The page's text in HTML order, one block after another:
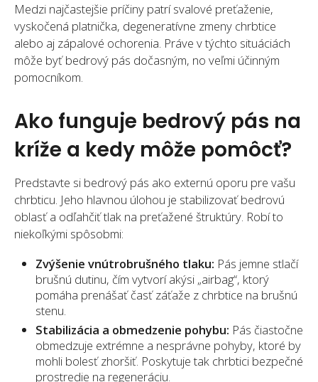
Medzi najčastejšie príčiny patrí svalové preťaženie,
vyskočená platnička, degeneratívne zmeny chrbtice
alebo aj zápalové ochorenia. Práve v týchto situáciách
môže byť bedrový pás dočasným, no veľmi účinným
pomocníkom.
Ako funguje bedrový pás na
kríže a kedy môže pomôcť?
Predstavte si bedrový pás ako externú oporu pre vašu
chrbticu. Jeho hlavnou úlohou je stabilizovať bedrovú
oblasť a odľahčiť tlak na preťažené štruktúry. Robí to
niekoľkými spôsobmi:
Zvýšenie vnútrobrušného tlaku: Pás jemne stlačí
brušnú dutinu, čím vytvorí akýsi „airbag“, ktorý
pomáha prenášať časť záťaže z chrbtice na brušnú
stenu.
Stabilizácia a obmedzenie pohybu: Pás čiastočne
obmedzuje extrémne a nesprávne pohyby, ktoré by
mohli bolesť zhoršiť. Poskytuje tak chrbtici bezpečné
prostredie na regeneráciu.